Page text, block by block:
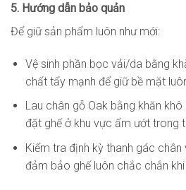
5. Hướng dẫn bảo quản
Để giữ sản phẩm luôn như mới:
Vệ sinh phần bọc vải/da bằng
chất tẩy mạnh để giữ bề mặt
Lau chân gỗ Oak bằng khăn
đặt ghế ở khu vực ẩm ướt trong
Kiểm tra định kỳ thanh gác
đảm bảo ghế luôn chắc chắn khi